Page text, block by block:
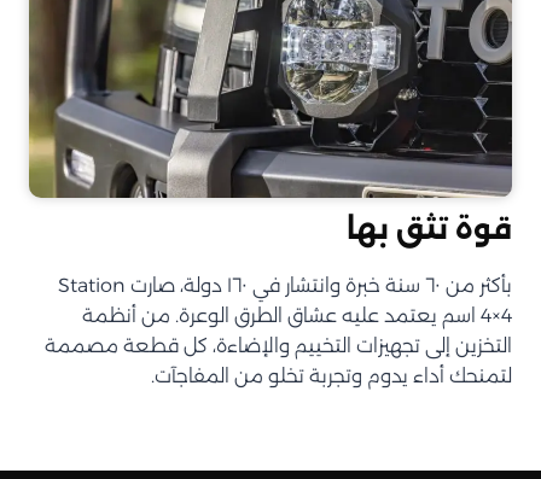
قوة تثق بها
بأكثر من ٦٠ سنة خبرة وانتشار في ١٦٠ دولة، صارت Station
4×4 اسم يعتمد عليه عشاق الطرق الوعرة. من أنظمة
التخزين إلى تجهيزات التخييم والإضاءة، كل قطعة مصممة
لتمنحك أداء يدوم وتجربة تخلو من المفاجآت.